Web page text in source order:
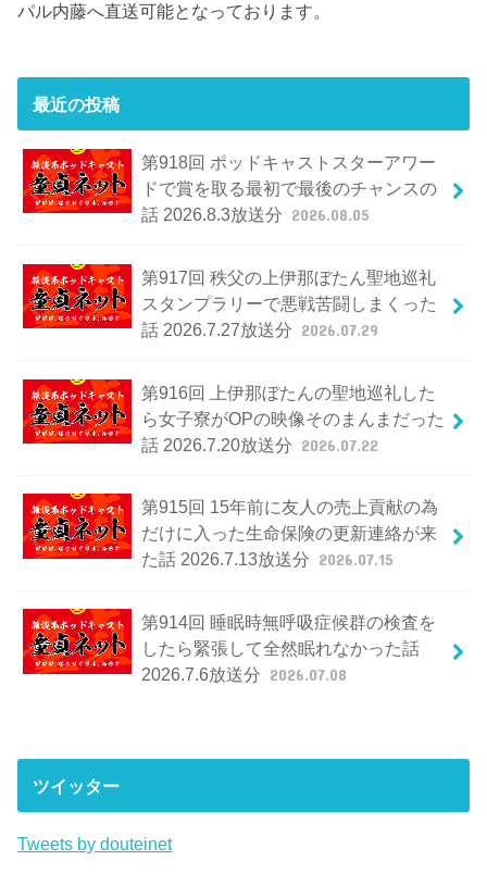
パル内藤へ直送可能となっております。
最近の投稿
第918回 ポッドキャストスターアワー
ドで賞を取る最初で最後のチャンスの
話 2026.8.3放送分 2026.08.05
第917回 秩父の上伊那ぼたん聖地巡礼
スタンプラリーで悪戦苦闘しまくった
話 2026.7.27放送分 2026.07.29
第916回 上伊那ぼたんの聖地巡礼した
ら女子寮がOPの映像そのまんまだった
話 2026.7.20放送分 2026.07.22
第915回 15年前に友人の売上貢献の為
だけに入った生命保険の更新連絡が来
た話 2026.7.13放送分 2026.07.15
第914回 睡眠時無呼吸症候群の検査を
したら緊張して全然眠れなかった話
2026.7.6放送分 2026.07.08
ツイッター
Tweets by douteinet